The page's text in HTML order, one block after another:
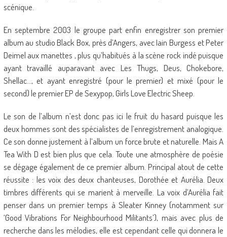
scénique.
En septembre 2003 le groupe part enfin enregistrer son premier
album au studio Black Box, près d’Angers, avec Iain Burgess et Peter
Deimel aux manettes , plus qu’habitués à la scène rock indé puisque
ayant travaillé auparavant avec Les Thugs, Deus, Chokebore,
Shellac…, et ayant enregistré (pour le premier) et mixé (pour le
second) le premier EP de Sexypop, Girls Love Electric Sheep.
Le son de l’album n’est donc pas ici le fruit du hasard puisque les
deux hommes sont des spécialistes de l’enregistrement analogique.
Ce son donne justement à l’album un force brute et naturelle. Mais A
Tea With D est bien plus que cela. Toute une atmosphère de poésie
se dégage également de ce premier album. Principal atout de cette
réussite : les voix des deux chanteuses, Dorothée et Aurélia. Deux
timbres différents qui se marient à merveille. La voix d’Aurélia fait
penser dans un premier temps à Sleater Kinney (notamment sur
‘Good Vibrations For Neighbourhood Militants’), mais avec plus de
recherche dans les mélodies, elle est cependant celle qui donnera le